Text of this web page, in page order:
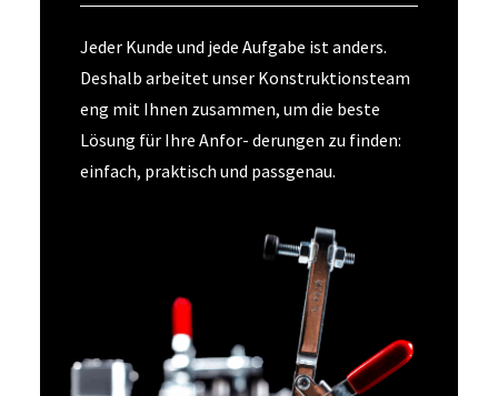
Jeder Kunde und jede Aufgabe ist anders.
Deshalb arbeitet unser Konstruktionsteam
eng mit Ihnen zusammen, um die beste
Lösung für Ihre Anfor- derungen zu finden:
einfach, praktisch und passgenau.